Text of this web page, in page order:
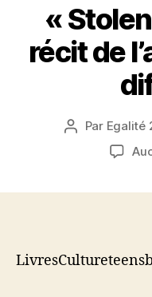
«
récit de
Auteur
Par Egalité